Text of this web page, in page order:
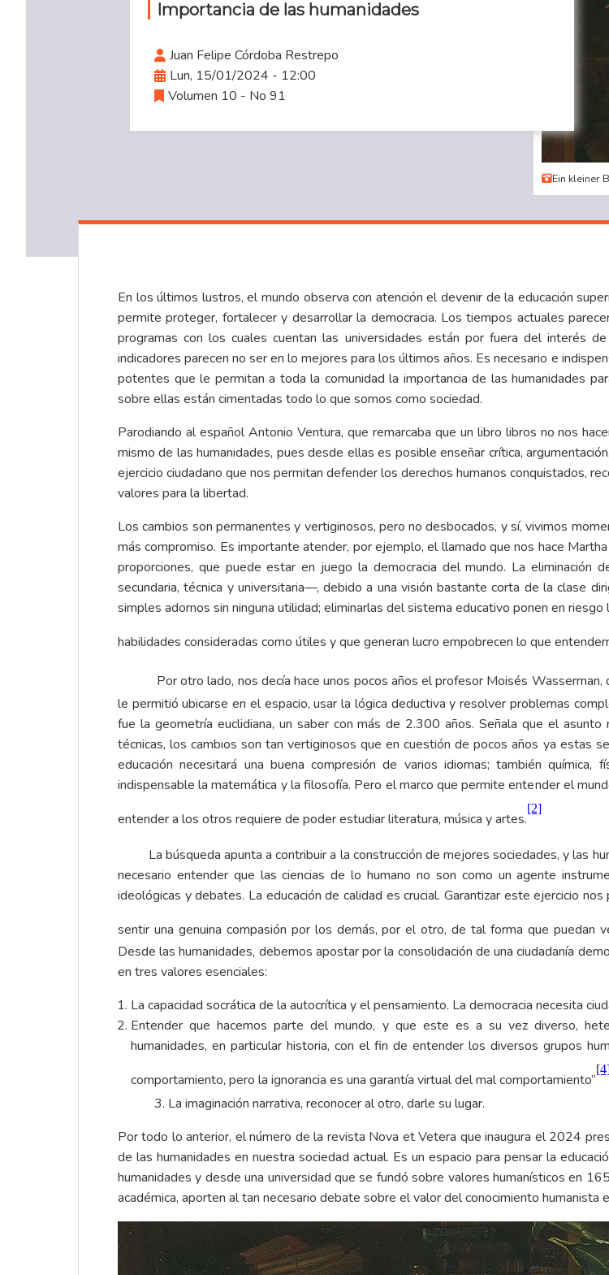
Importancia de las humanidades
Juan Felipe Córdoba Restrepo
Lun, 15/01/2024 - 12:00
Volumen 10 - No 91
Ein kleiner
En los últimos lustros, el mundo observa con atención el devenir de la educación
permite proteger, fortalecer y desarrollar la democracia. Los tiempos actuales
programas con los cuales cuentan las universidades están por fuera del interés
indicadores parecen no ser en lo mejores para los últimos años. Es necesario e
potentes que le permitan a toda la comunidad la importancia de las humanidades
sobre ellas están cimentadas todo lo que somos como sociedad.
Parodiando al español Antonio Ventura, que remarcaba que un libro libros no nos
mismo de las humanidades, pues desde ellas es posible enseñar crítica,
ejercicio ciudadano que nos permitan defender los derechos humanos conquistados,
valores para la libertad.
Los cambios son permanentes y vertiginosos, pero no desbocados, y sí, vivimos
más compromiso. Es importante atender, por ejemplo, el llamado que nos hace
proporciones, que puede estar en juego la democracia del mundo. La
secundaria, técnica y universitaria—, debido a una visión bastante corta de la clase
simples adornos sin ninguna utilidad; eliminarlas del sistema educativo ponen en
habilidades consideradas como útiles y que generan lucro empobrecen lo que
Por otro lado, nos decía hace unos pocos años el profesor Moisés
le permitió ubicarse en el espacio, usar la lógica deductiva y resolver problemas
fue la geometría euclidiana, un saber con más de 2.300 años. Señala que el
técnicas, los cambios son tan vertiginosos que en cuestión de pocos años ya estas
educación necesitará una buena compresión de varios idiomas; también
indispensable la matemática y la filosofía. Pero el marco que permite entender el
entender a los otros requiere de poder estudiar literatura, música y artes.
[2]
La búsqueda apunta a contribuir a la construcción de mejores sociedades, y las
necesario entender que las ciencias de lo humano no son como un agente
ideológicas y debates. La educación de calidad es crucial. Garantizar este ejercicio
sentir una genuina compasión por los demás, por el otro, de tal forma que puedan
Desde las humanidades, debemos apostar por la consolidación de una ciudadanía
en tres valores esenciales:
La capacidad socrática de la autocrítica y el pensamiento. La democracia necesita
Entender que hacemos parte del mundo, y que este es a su vez diverso,
humanidades, en particular historia, con el fin de entender los diversos grupos
comportamiento, pero la ignorancia es una garantía virtual del mal comportamiento”
La imaginación narrativa, reconocer al otro, darle su lugar.
Por todo lo anterior, el número de la revista Nova et Vetera que inaugura el 2024
de las humanidades en nuestra sociedad actual. Es un espacio para pensar la
humanidades y desde una universidad que se fundó sobre valores humanísticos en
académica, aporten al tan necesario debate sobre el valor del conocimiento